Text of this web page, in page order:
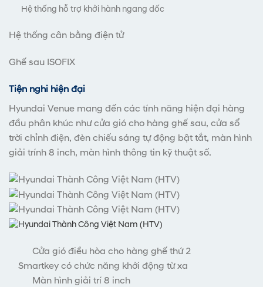
Hệ thống hỗ trợ khởi hành ngang dốc
Hệ thống cân bằng điện tử
Ghế sau ISOFIX
Tiện nghi hiện đại
Hyundai Venue mang đến các tính năng hiện đại hàng
đầu phân khúc như cửa gió cho hàng ghế sau, cửa sổ
trời chỉnh điện, đèn chiếu sáng tự động bật tắt, màn hình
giải trính 8 inch, màn hình thông tin kỹ thuật số.
Cửa gió điều hòa cho hàng ghế thứ 2
Smartkey có chức năng khởi động từ xa
Màn hình giải trí 8 inch